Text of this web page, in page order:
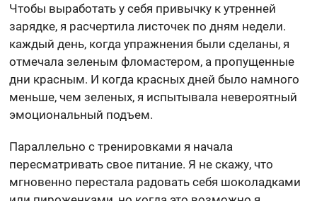
Чтобы выработать у себя привычку к утренней
зарядке, я расчертила листочек по дням недели.
каждый день, когда упражнения были сделаны, я
отмечала зеленым фломастером, а пропущенные
дни красным. И когда красных дней было намного
меньше, чем зеленых, я испытывала невероятный
эмоциональный подъем.
Параллельно с тренировками я начала
пересматривать свое питание. Я не скажу, что
мгновенно перестала радовать себя шоколадками